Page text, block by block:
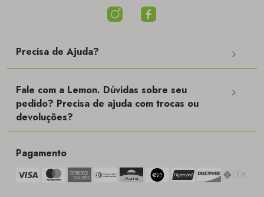
Precisa de Ajuda?
Fale com a Lemon. Dúvidas sobre seu
pedido? Precisa de ajuda com trocas ou
devoluções?
Pagamento